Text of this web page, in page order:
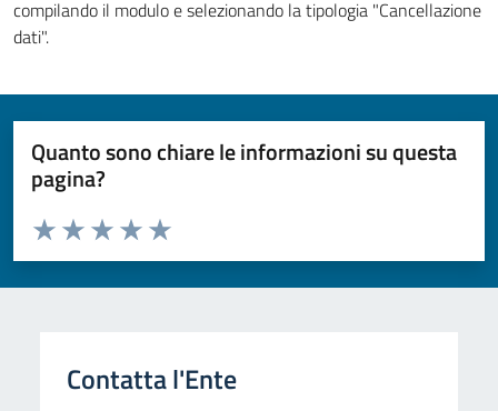
compilando il modulo e selezionando la tipologia "Cancellazione
dati".
Quanto sono chiare le informazioni su questa
pagina?
Valuta da 1 a 5 stelle la pagina
Valuta 5 stelle su 5
Valuta 4 stelle su 5
Valuta 3 stelle su 5
Valuta 2 stelle su 5
Valuta 1 stelle su 5